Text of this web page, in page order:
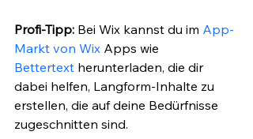
Profi-Tipp: Bei Wix kannst du im App-
Markt von Wix Apps wie
Bettertext herunterladen, die dir
dabei helfen, Langform-Inhalte zu
erstellen, die auf deine Bedürfnisse
zugeschnitten sind.